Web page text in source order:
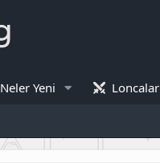
Neler Yeni Loncalar